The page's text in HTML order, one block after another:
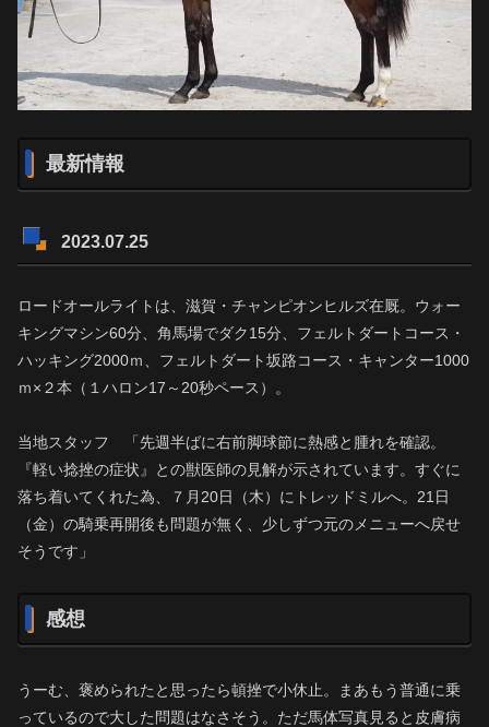
最新情報
2023.07.25
ロードオールライトは、滋賀・チャンピオンヒルズ在厩。ウォー
キングマシン60分、角馬場でダク15分、フェルトダートコース・
ハッキング2000ｍ、フェルトダート坂路コース・キャンター1000
ｍ×２本（１ハロン17～20秒ペース）。
当地スタッフ 「先週半ばに右前脚球節に熱感と腫れを確認。
『軽い捻挫の症状』との獣医師の見解が示されています。すぐに
落ち着いてくれた為、７月20日（木）にトレッドミルへ。21日
（金）の騎乗再開後も問題が無く、少しずつ元のメニューへ戻せ
そうです」
感想
うーむ、褒められたと思ったら頓挫で小休止。まあもう普通に乗
っているので大した問題はなさそう。ただ馬体写真見ると皮膚病